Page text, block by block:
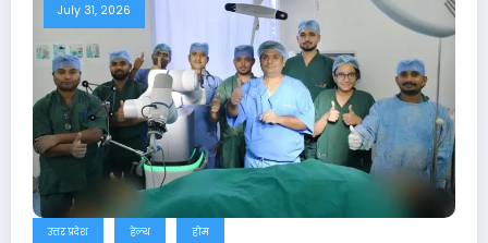
July 31, 2026
उत्तर प्रदेश हेल्थ होम